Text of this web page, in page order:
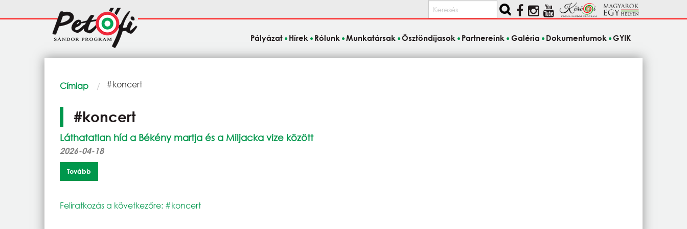
Keresés
Fő
navigáció
Pályázat Hírek Rólunk Munkatársak Ösztöndíjasok Partnereink Galéria Dokumentumok GYIK
Morzsa
Címlap Current:
#koncert
#koncert
Láthatatlan híd a Békény martja és a Miljacka vize között
2026-04-18
Tovább
Feliratkozás a következőre: #koncert